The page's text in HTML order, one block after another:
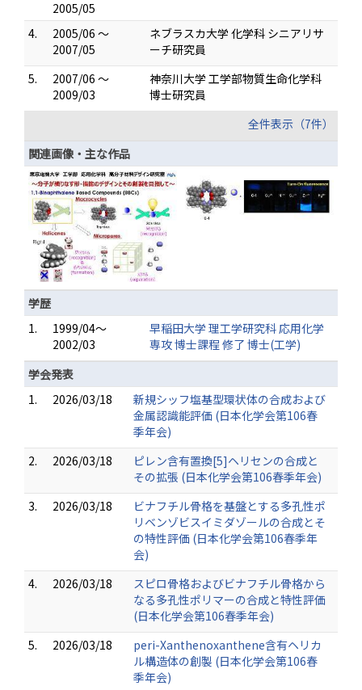
2005/05
4.
2005/06 ～
2007/05
ネブラスカ大学 化学科 シニアリサ
ーチ研究員
5.
2007/06 ～
2009/03
神奈川大学 工学部物質生命化学科
博士研究員
全件表示（7件）
関連画像・主な作品
学歴
1.
1999/04～
2002/03
早稲田大学 理工学研究科 応用化学
専攻 博士課程 修了 博士(工学)
学会発表
1.
2026/03/18
新規シッフ塩基型環状体の合成および
金属認識能評価 (日本化学会第106春
季年会)
2.
2026/03/18
ピレン含有置換[5]ヘリセンの合成と
その拡張 (日本化学会第106春季年会)
3.
2026/03/18
ビナフチル骨格を基盤とする多孔性ポ
リベンゾビスイミダゾールの合成とそ
の特性評価 (日本化学会第106春季年
会)
4.
2026/03/18
スピロ骨格およびビナフチル骨格から
なる多孔性ポリマーの合成と特性評価
(日本化学会第106春季年会)
5.
2026/03/18
peri-Xanthenoxanthene含有ヘリカ
ル構造体の創製 (日本化学会第106春
季年会)